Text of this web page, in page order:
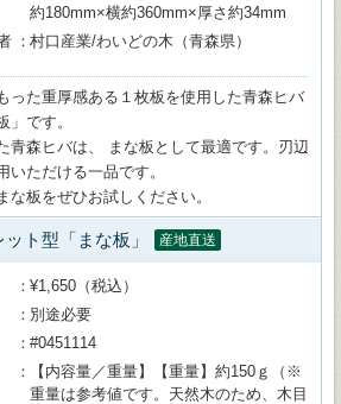
約180mm×横約360mm×厚さ約34mm
村口産業/わいどの木（青森県）
った重厚感ある１枚板を使用した青森ヒバ
」です。
青森ヒバは、 まな板として最適です。刃辺
いただける一品です。
な板をぜひお試しください。
ト型「まな板」 産地直送
¥1,650（税込）
別途必要
#0451114
【内容量／重量】【重量】約150ｇ（※
重量は参考値です。天然木のため、木目